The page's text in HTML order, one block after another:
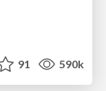
91 590k